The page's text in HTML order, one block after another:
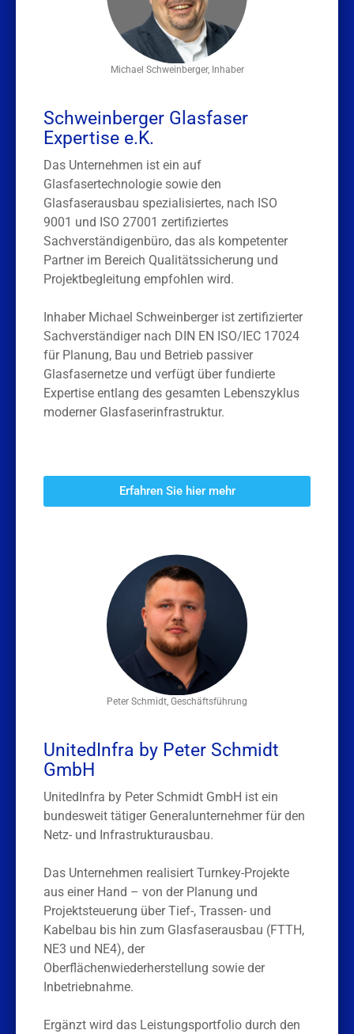
Michael Schweinberger, Inhaber
Schweinberger Glasfaser
Expertise e.K.
Das Unternehmen ist ein auf
Glasfasertechnologie sowie den
Glasfaserausbau spezialisiertes, nach ISO
9001 und ISO 27001 zertifiziertes
Sachverständigenbüro, das als kompetenter
Partner im Bereich Qualitätssicherung und
Projektbegleitung empfohlen wird.
Inhaber Michael Schweinberger ist zertifizierter
Sachverständiger nach DIN EN ISO/IEC 17024
für Planung, Bau und Betrieb passiver
Glasfasernetze und verfügt über fundierte
Expertise entlang des gesamten Lebenszyklus
moderner Glasfaserinfrastruktur.
Erfahren Sie hier mehr
Peter Schmidt, Geschäftsführung
UnitedInfra by Peter Schmidt
GmbH
UnitedInfra by Peter Schmidt GmbH ist ein
bundesweit tätiger Generalunternehmer für den
Netz- und Infrastrukturausbau.
Das Unternehmen realisiert Turnkey-Projekte
aus einer Hand – von der Planung und
Projektsteuerung über Tief-, Trassen- und
Kabelbau bis hin zum Glasfaserausbau (FTTH,
NE3 und NE4), der
Oberflächenwiederherstellung sowie der
Inbetriebnahme.
Ergänzt wird das Leistungsportfolio durch den